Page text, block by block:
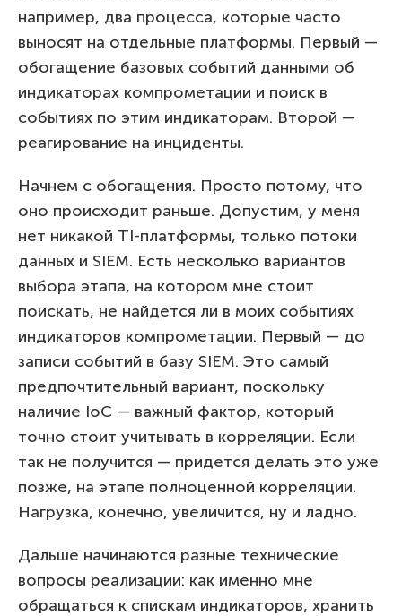
например, два процесса, которые часто
выносят на отдельные платформы. Первый —
обогащение базовых событий данными об
индикаторах компрометации и поиск в
событиях по этим индикаторам. Второй —
реагирование на инциденты.
Начнем с обогащения. Просто потому, что
оно происходит раньше. Допустим, у меня
нет никакой TI-платформы, только потоки
данных и SIEM. Есть несколько вариантов
выбора этапа, на котором мне стоит
поискать, не найдется ли в моих событиях
индикаторов компрометации. Первый — до
записи событий в базу SIEM. Это самый
предпочтительный вариант, поскольку
наличие IoC — важный фактор, который
точно стоит учитывать в корреляции. Если
так не получится — придется делать это уже
позже, на этапе полноценной корреляции.
Нагрузка, конечно, увеличится, ну и ладно.
Дальше начинаются разные технические
вопросы реализации: как именно мне
обращаться к спискам индикаторов, хранить